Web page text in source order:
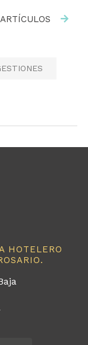
HOTELERO